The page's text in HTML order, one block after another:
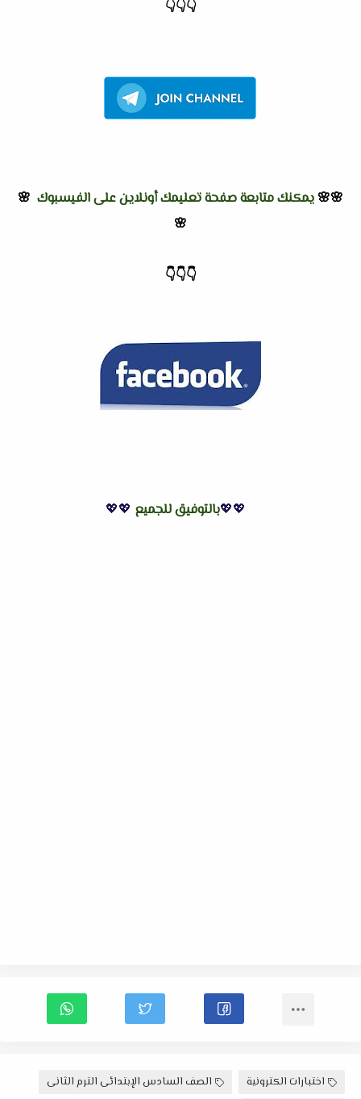
👇
👇
👇
🌸🌸 يمكنك متابعة صفحة تعليمك أونلاين على الفيسبوك 🌸
🌸
👇
👇
👇
💖💖بالتوفيق للجميع 💖💖
اختبارات الكترونية
الصف السادس الإبتدائى الترم الثانى